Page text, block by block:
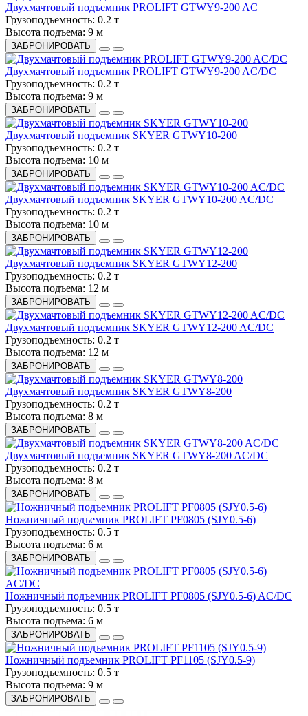
Двухмачтовый подъемник PROLIFT GTWY9-200 AC
Грузоподъемность: 0.2 т
Высота подъема: 9 м
ЗАБРОНИРОВАТЬ
Двухмачтовый подъемник PROLIFT GTWY9-200 AC/DC
Грузоподъемность: 0.2 т
Высота подъема: 9 м
ЗАБРОНИРОВАТЬ
Двухмачтовый подъемник SKYER GTWY10-200
Грузоподъемность: 0.2 т
Высота подъема: 10 м
ЗАБРОНИРОВАТЬ
Двухмачтовый подъемник SKYER GTWY10-200 AC/DC
Грузоподъемность: 0.2 т
Высота подъема: 10 м
ЗАБРОНИРОВАТЬ
Двухмачтовый подъемник SKYER GTWY12-200
Грузоподъемность: 0.2 т
Высота подъема: 12 м
ЗАБРОНИРОВАТЬ
Двухмачтовый подъемник SKYER GTWY12-200 AC/DC
Грузоподъемность: 0.2 т
Высота подъема: 12 м
ЗАБРОНИРОВАТЬ
Двухмачтовый подъемник SKYER GTWY8-200
Грузоподъемность: 0.2 т
Высота подъема: 8 м
ЗАБРОНИРОВАТЬ
Двухмачтовый подъемник SKYER GTWY8-200 AC/DC
Грузоподъемность: 0.2 т
Высота подъема: 8 м
ЗАБРОНИРОВАТЬ
Ножничный подъемник PROLIFT PF0805 (SJY0.5-6)
Грузоподъемность: 0.5 т
Высота подъема: 6 м
ЗАБРОНИРОВАТЬ
Ножничный подъемник PROLIFT PF0805 (SJY0.5-6) AC/DC
Грузоподъемность: 0.5 т
Высота подъема: 6 м
ЗАБРОНИРОВАТЬ
Ножничный подъемник PROLIFT PF1105 (SJY0.5-9)
Грузоподъемность: 0.5 т
Высота подъема: 9 м
ЗАБРОНИРОВАТЬ